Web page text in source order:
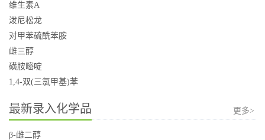
维生素A
泼尼松龙
对甲苯硫酰苯胺
雌三醇
磺胺嘧啶
1,4-双(三氯甲基)苯
最新录入化学品 更多>
β-雌二醇